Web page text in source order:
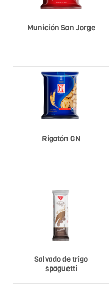
Munición San Jorge
Rigatón GN
Salvado de trigo
spaguetti